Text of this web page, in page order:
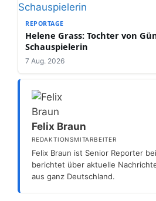
REPORTAGE
Helene Grass: Tochter von
Schauspielerin
7 Aug. 2026
Felix Braun
REDAKTIONSMITARBEITER
Felix Braun ist Senior Reporter
berichtet über aktuelle
aus ganz Deutschland.